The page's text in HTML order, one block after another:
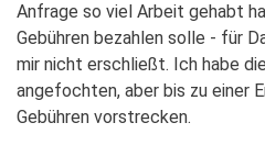
Anfrage so viel Arbeit gehabt
Gebühren bezahlen solle - für
mir nicht erschließt. Ich habe
angefochten, aber bis zu einer
Gebühren vorstrecken.